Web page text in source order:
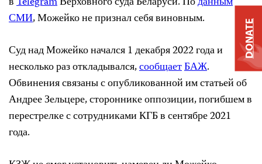
СМИ, Можейко не признал себя виновным.
Суд над Можейко начался 1 декабря 2022 года и
несколько раз откладывался,сообщаетБАЖ.
Обвинения связаны с опубликованной им статьей об
Андрее Зельцере, стороннике оппозиции, погибшем в
перестрелке с сотрудниками КГБ в сентябре 2021
года.
DONATE